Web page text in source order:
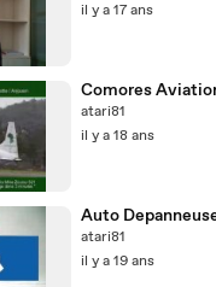
il y a 17 ans
Comores
atari81
il y a 18 ans
Auto
atari81
il y a 19 ans